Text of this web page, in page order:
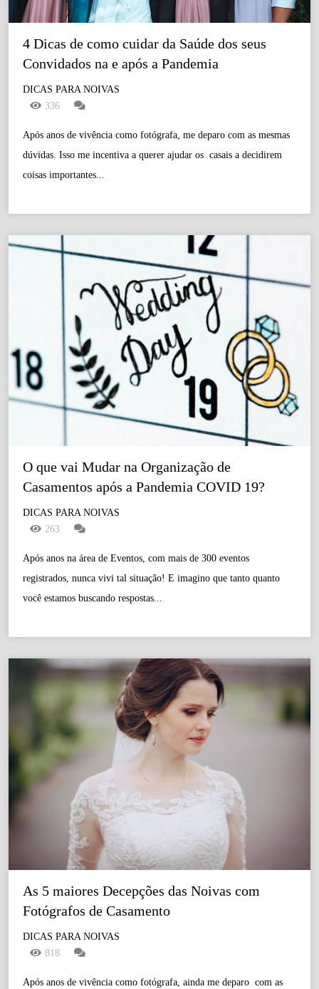
4 Dicas de como cuidar da Saúde dos seus
Convidados na e após a Pandemia
DICAS PARA NOIVAS
336
Após anos de vivência como fotógrafa, me deparo com as mesmas
dúvidas. Isso me incentiva a querer ajudar os casais a decidirem
coisas importantes...
O que vai Mudar na Organização de
Casamentos após a Pandemia COVID 19?
DICAS PARA NOIVAS
263
Após anos na área de Eventos, com mais de 300 eventos
registrados, nunca vivi tal situação! E imagino que tanto quanto
você estamos buscando respostas...
As 5 maiores Decepções das Noivas com
Fotógrafos de Casamento
DICAS PARA NOIVAS
818
Após anos de vivência como fotógrafa, ainda me deparo com as